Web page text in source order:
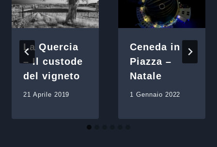
La Quercia
– Il custode
del vigneto
21 Aprile 2019
Ceneda in
Piazza –
Natale
1 Gennaio 2022